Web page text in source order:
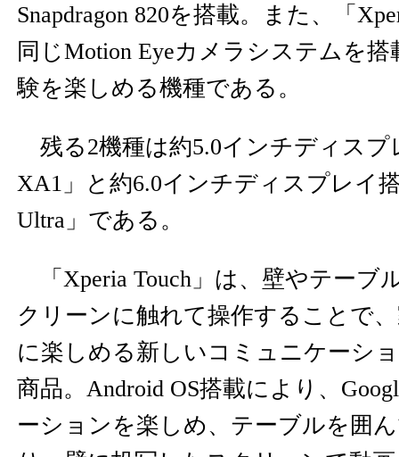
Snapdragon 820を搭載。また、「
同じMotion Eyeカメラシステムを
験を楽しめる機種である。
残る2機種は約5.0インチディスプ
XA1」と約6.0インチディスプレイ
Ultra」である。
「Xperia Touch」は、壁やテーブ
クリーンに触れて操作することで
に楽しめる新しいコミュニケーシ
商品。Android OS搭載により、
ーションを楽しめ、テーブルを囲